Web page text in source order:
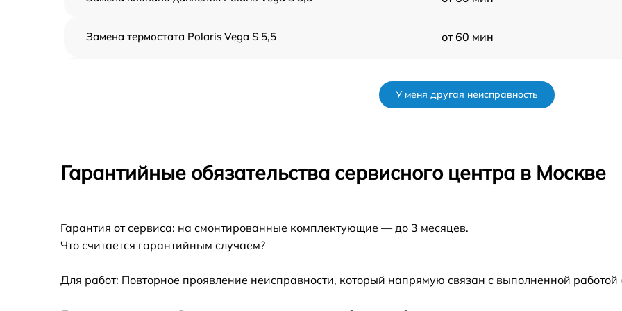
Замена термостата Polaris Vega S 5,5 от 60 мин
Замена прокладки Polaris Vega S 5,5 от 60 мин
У меня другая неисправность
Гарантийные обязательства сервисного центра в Москве
Гарантия от сервиса: на смонтированные комплектующие — до 3 месяцев.
Что считается гарантийным случаем?
Для работ: Повторное проявление неисправности, который напрямую связан с выполненной